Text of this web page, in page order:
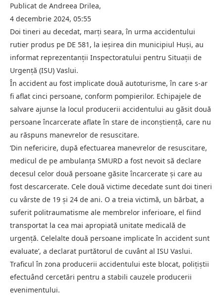
Publicat de Andreea Drilea,
4 decembrie 2024, 05:55
Doi tineri au decedat, marţi seara, în urma accidentului
rutier produs pe DE 581, la ieşirea din municipiul Huşi, au
informat reprezentanţii Inspectoratului pentru Situaţii de
Urgenţă (ISU) Vaslui.
În accident au fost implicate două autoturisme, în care s-ar
fi aflat cinci persoane, conform pompierilor. Echipajele de
salvare ajunse la locul producerii accidentului au găsit două
persoane încarcerate aflate în stare de inconştienţă, care nu
au răspuns manevrelor de resuscitare.
‘Din nefericire, după efectuarea manevrelor de resuscitare,
medicul de pe ambulanţa SMURD a fost nevoit să declare
decesul celor două persoane găsite încarcerate şi care au
fost descarcerate. Cele două victime decedate sunt doi tineri
cu vârste de 19 şi 24 de ani. O a treia victimă, un bărbat, a
suferit politraumatisme ale membrelor inferioare, el fiind
transportat la cea mai apropiată unitate medicală de
urgenţă. Celelalte două persoane implicate în accident sunt
evaluate’, a declarat purtătorul de cuvânt al ISU Vaslui.
Traficul în zona producerii accidentului este blocat, poliţiştii
efectuând cercetări pentru a stabili cauzele producerii
evenimentului.